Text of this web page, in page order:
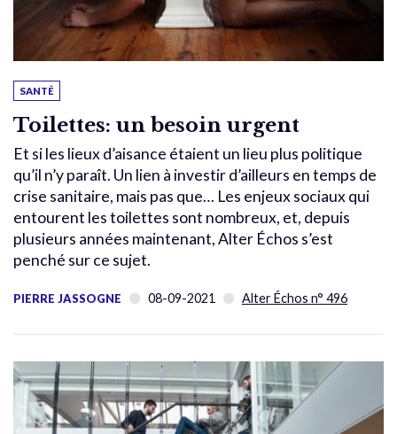
SANTÉ
Toilettes: un besoin urgent
Et si les lieux d’aisance étaient un lieu plus politique
qu’il n’y paraît. Un lien à investir d’ailleurs en temps de
crise sanitaire, mais pas que… Les enjeux sociaux qui
entourent les toilettes sont nombreux, et, depuis
plusieurs années maintenant, Alter Échos s’est
penché sur ce sujet.
PIERRE JASSOGNE 08-09-2021 Alter Échos n° 496